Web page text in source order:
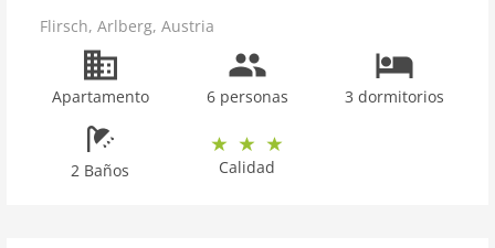
Flirsch, Arlberg, Austria
Apartamento 6 personas 3 dormitorios
2 Baños Calidad